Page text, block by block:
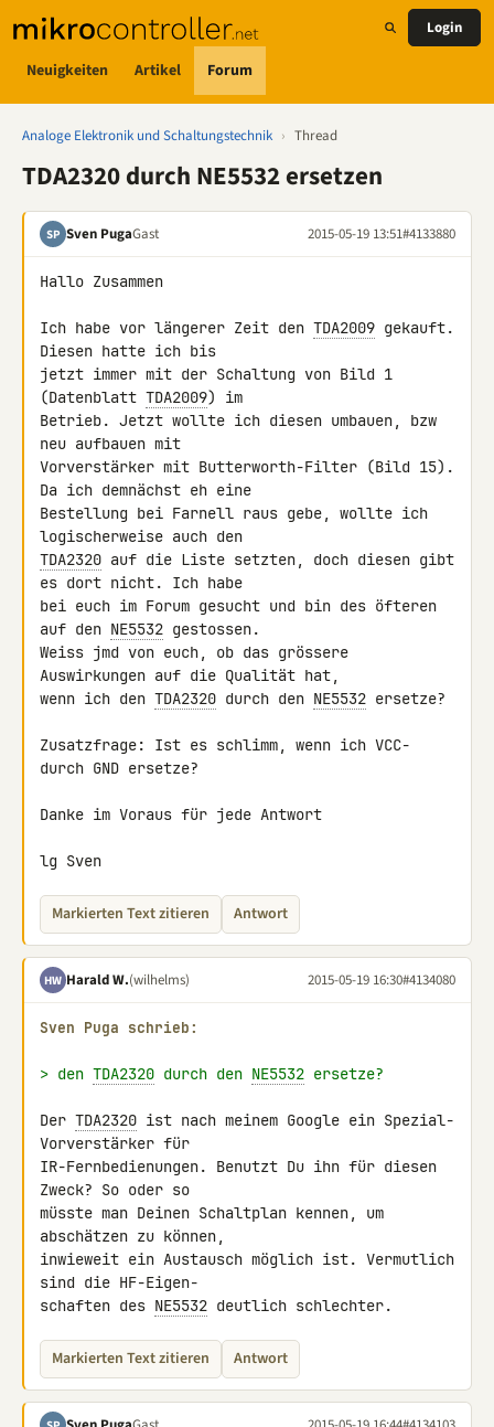
Neuigkeiten Artikel Forum
Login
Analoge Elektronik und Schaltungstechnik › Thread
TDA2320 durch NE5532 ersetzen
SP Sven PugaGast 2015-05-19 13:51#4133880
Hallo Zusammen
Ich habe vor längerer Zeit den TDA2009 gekauft.
Diesen hatte ich bis
jetzt immer mit der Schaltung von Bild 1
(Datenblatt TDA2009) im
Betrieb. Jetzt wollte ich diesen umbauen, bzw
neu aufbauen mit
Vorverstärker mit Butterworth-Filter (Bild 15).
Da ich demnächst eh eine
Bestellung bei Farnell raus gebe, wollte ich
TDA2320 auf die Liste setzten, doch diesen gibt
es dort nicht. Ich habe
bei euch im Forum gesucht und bin des öfteren
auf den NE5532 gestossen.
Weiss jmd von euch, ob das grössere
Auswirkungen auf die Qualität hat,
wenn ich den TDA2320 durch den NE5532 ersetze?
Zusatzfrage: Ist es schlimm, wenn ich VCC-
durch GND ersetze?
Danke im Voraus für jede Antwort
lg Sven
Markierten Text zitieren Antwort
HW Harald W.(wilhelms) 2015-05-19 16:30#4134080
Sven Puga schrieb:
> den TDA2320 durch den NE5532 ersetze?
Der TDA2320 ist nach meinem Google ein Spezial-
Vorverstärker für
IR-Fernbedienungen. Benutzt Du ihn für diesen
Zweck? So oder so
müsste man Deinen Schaltplan kennen, um
abschätzen zu können,
inwieweit ein Austausch möglich ist. Vermutlich
sind die HF-Eigen-
schaften des NE5532 deutlich schlechter.
Markierten Text zitieren Antwort